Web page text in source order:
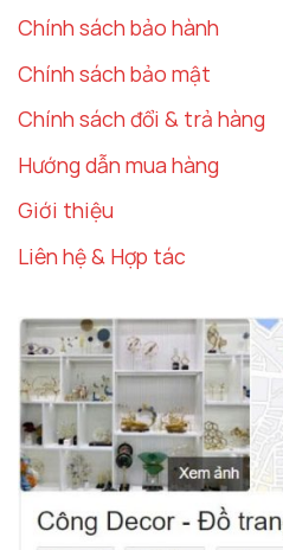
Chính sách bảo hành
Chính sách bảo mật
Chính sách đổi & trả hàng
Hướng dẫn mua hàng
Giới thiệu
Liên hệ & Hợp tác